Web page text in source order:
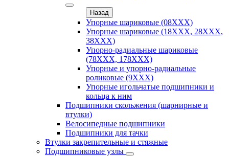
Назад
Упорные шариковые (08XXX)
Упорные шариковые (18XXX, 28XXХ,
38ХХХ)
Упорно-радиальные шариковые
(78XXX, 178ХХХ)
Упорные и упорно-радиальные
роликовые (9ХХХ)
Упорные игольчатые подшипники и
кольца к ним
Подшипники скольжения (шарнирные и
втулки)
Велосипедные подшипники
Подшипники для тачки
Втулки закрепительные и стяжные
Подшипниковые узлы